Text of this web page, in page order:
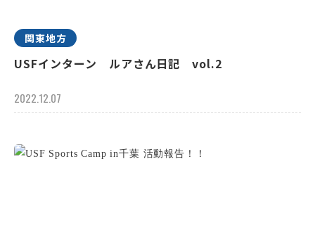
関東地方
USFインターン ルアさん日記 vol.2
2022.12.07